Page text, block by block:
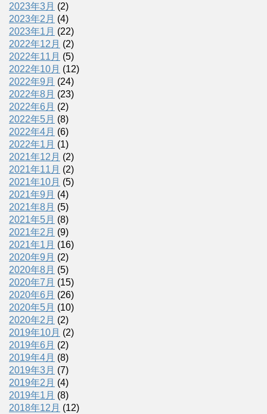
2023年3月 (2)
2023年2月 (4)
2023年1月 (22)
2022年12月 (2)
2022年11月 (5)
2022年10月 (12)
2022年9月 (24)
2022年8月 (23)
2022年6月 (2)
2022年5月 (8)
2022年4月 (6)
2022年1月 (1)
2021年12月 (2)
2021年11月 (2)
2021年10月 (5)
2021年9月 (4)
2021年8月 (5)
2021年5月 (8)
2021年2月 (9)
2021年1月 (16)
2020年9月 (2)
2020年8月 (5)
2020年7月 (15)
2020年6月 (26)
2020年5月 (10)
2020年2月 (2)
2019年10月 (2)
2019年6月 (2)
2019年4月 (8)
2019年3月 (7)
2019年2月 (4)
2019年1月 (8)
2018年12月 (12)